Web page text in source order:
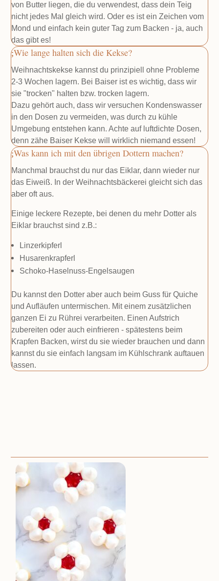
von Butter liegen, die du verwendest, dass dein Teig
nicht jedes Mal gleich wird. Oder es ist ein Zeichen vom
Mond und einfach kein guter Tag zum Backen - ja, auch
das gibt es!
Wie lange halten sich die Kekse?
Weihnachtskekse kannst du prinzipiell ohne Probleme
2-3 Wochen lagern. Bei Baiser ist es wichtig, dass wir
sie "trocken" halten bzw. trocken lagern.
Dazu gehört auch, dass wir versuchen Kondenswasser
in den Dosen zu vermeiden, was durch zu kühle
Umgebung entstehen kann. Achte auf luftdichte Dosen,
denn zähe Baiser Kekse will wirklich niemand essen!
Was kann ich mit den übrigen Dottern machen?
Manchmal brauchst du nur das Eiklar, dann wieder nur
das Eiweiß. In der Weihnachtsbäckerei gleicht sich das
aber oft aus.
Einige leckere Rezepte, bei denen du mehr Dotter als
Eiklar brauchst sind z.B.:
Linzerkipferl
Husarenkrapferl
Schoko-Haselnuss-Engelsaugen
Du kannst den Dotter aber auch beim Guss für Quiche
und Aufläufen untermischen. Mit einem zusätzlichen
ganzen Ei zu Rührei verarbeiten. Einen Aufstrich
zubereiten oder auch einfrieren - spätestens beim
Krapfen Backen, wirst du sie wieder brauchen und dann
kannst du sie einfach langsam im Kühlschrank auftauen
lassen.